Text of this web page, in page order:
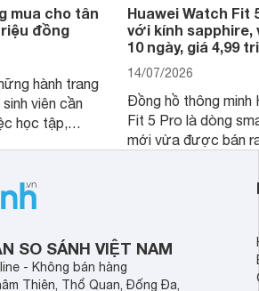
mua cho tân
đồng
hành trang
viên cần
học tập,
mức giá dễ
mẫu
dành cho
Huawei Watch Fit
với kính sapphire,
10 ngày, giá 4,99
14/07/2026
Đồng hồ thông minh
Fit 5 Pro là dòng
mới vừa được bán
huy thế mạnh từ
thiết kế thời thượng
SO SÁNH VIỆT NAM
- Không bán hàng
Thiên, Thổ Quan, Đống Đa,